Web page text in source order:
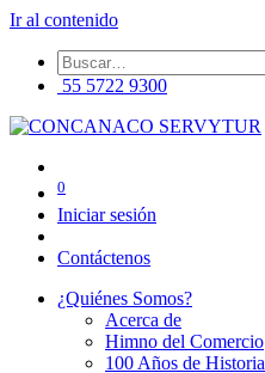
Ir al contenido
55 5722 9300
0
Iniciar sesión
Contáctenos
¿Quiénes Somos?
Acerca de
Himno del Comercio
100 Años de Historia